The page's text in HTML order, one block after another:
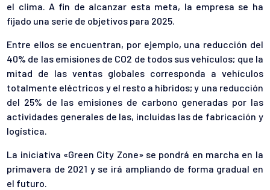
el clima. A fin de alcanzar esta meta, la empresa se ha
fijado una serie de objetivos para 2025.
Entre ellos se encuentran, por ejemplo, una reducción del
40% de las emisiones de CO2 de todos sus vehículos; que la
mitad de las ventas globales corresponda a vehículos
totalmente eléctricos y el resto a híbridos; y una reducción
del 25% de las emisiones de carbono generadas por las
actividades generales de las, incluidas las de fabricación y
logística.
La iniciativa «Green City Zone» se pondrá en marcha en la
primavera de 2021 y se irá ampliando de forma gradual en
el futuro.